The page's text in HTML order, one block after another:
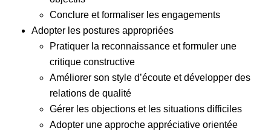
Conclure et formaliser les engagements
Adopter les postures appropriées
Pratiquer la reconnaissance et formuler une
critique constructive
Améliorer son style d’écoute et développer des
relations de qualité
Gérer les objections et les situations difficiles
Adopter une approche appréciative orientée